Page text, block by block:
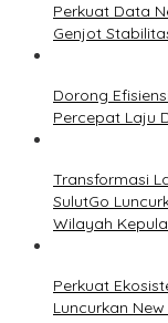
Perkuat Data
Genjot
Dorong
Percepat Laju
Transformasi
SulutGo
Wilayah
Perkuat
Luncurkan